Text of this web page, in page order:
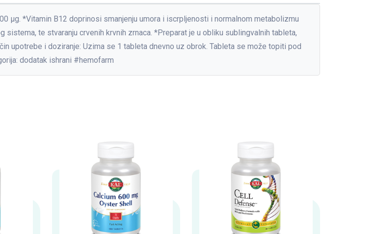
μg. *Vitamin B12 doprinosi smanjenju umora i iscrpljenosti i normalnom metabolizmu
te stvaranju crvenih krvnih zrnaca. *Preparat je u obliku sublingvalnih tableta,
upotrebe i doziranje: Uzima se 1 tableta dnevno uz obrok. Tableta se može topiti pod
dodatak ishrani #hemofarm